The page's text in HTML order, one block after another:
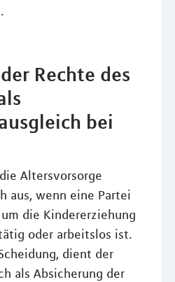
Rechte des
bei
Altersvorsorge
aus, wenn eine Partei
die Kindererziehung
oder arbeitslos ist.
dient der
als Absicherung der